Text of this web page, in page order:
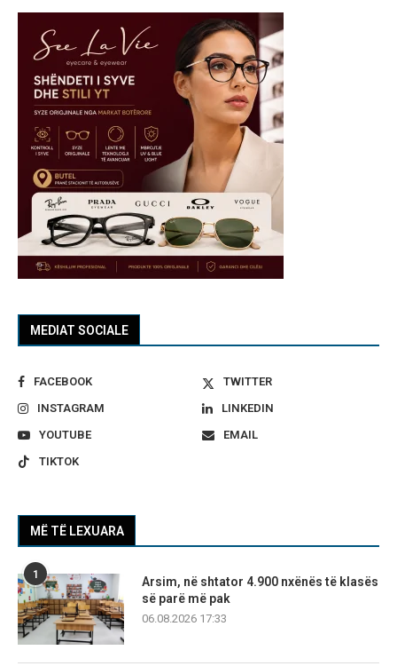
MEDIAT SOCIALE
FACEBOOK
TWITTER
INSTAGRAM
LINKEDIN
YOUTUBE
EMAIL
TIKTOK
MË TË LEXUARA
1
Arsim, në shtator 4.900 nxënës të klasës
së parë më pak
06.08.2026 17:33